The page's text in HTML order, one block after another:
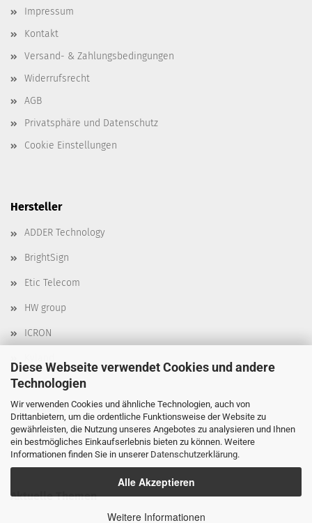
Diese Webseite verwendet Cookies und andere
Technologien
Wir verwenden Cookies und ähnliche Technologien, auch von
Drittanbietern, um die ordentliche Funktionsweise der Website zu
gewährleisten, die Nutzung unseres Angebotes zu analysieren und Ihnen
ein bestmögliches Einkaufserlebnis bieten zu können. Weitere
Informationen finden Sie in unserer Datenschutzerklärung.
Alle Akzeptieren
Weitere Informationen
Impressum
Kontakt
Versand- & Zahlungsbedingungen
Widerrufsrecht
AGB
Privatsphäre und Datenschutz
Cookie Einstellungen
Hersteller
ADDER Technology
BrightSign
Etic Telecom
HW group
ICRON
Moxa
Robustel
Delta
Aktuelle Themen